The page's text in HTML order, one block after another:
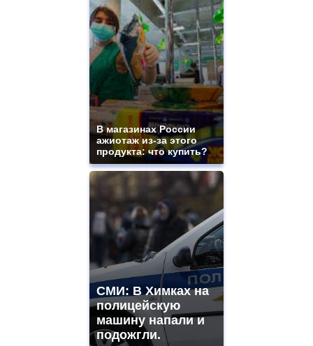
В магазинах России
ажиотаж из-за этого
продукта: что купить?
СМИ: В Химках на
полицейскую
машину напали и
подожгли.